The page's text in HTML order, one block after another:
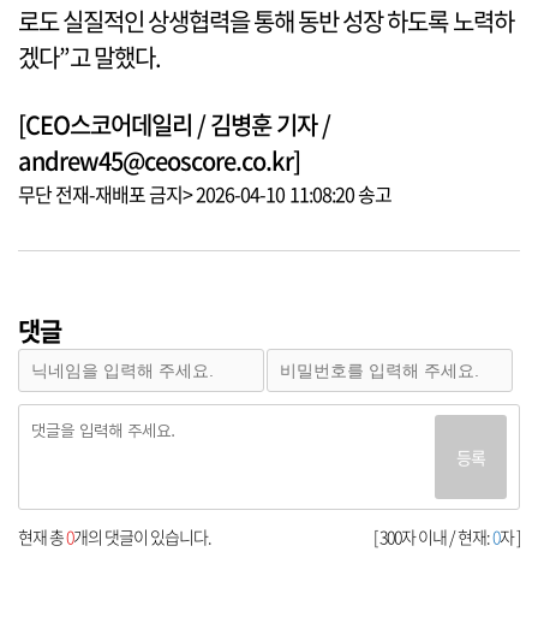
로도 실질적인 상생협력을 통해 동반 성장 하도록 노력하
겠다”고 말했다.
[CEO스코어데일리 / 김병훈 기자 /
andrew45@ceoscore.co.kr]
무단 전재-재배포 금지> 2026-04-10 11:08:20 송고
댓글
등록
[ 300자 이내 / 현재:0자 ]
현재 총0개의 댓글이 있습니다.